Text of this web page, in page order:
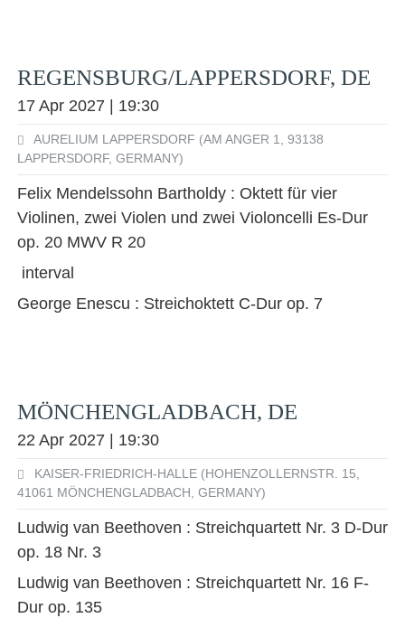
REGENSBURG/LAPPERSDORF, DE
17 Apr 2027 | 19:30
AURELIUM LAPPERSDORF (AM ANGER 1, 93138
LAPPERSDORF, GERMANY)
Felix Mendelssohn Bartholdy : Oktett für vier
Violinen, zwei Violen und zwei Violoncelli Es-Dur
op. 20 MWV R 20
interval
George Enescu : Streichoktett C-Dur op. 7
MÖNCHENGLADBACH, DE
22 Apr 2027 | 19:30
KAISER-FRIEDRICH-HALLE (HOHENZOLLERNSTR. 15,
41061 MÖNCHENGLADBACH, GERMANY)
Ludwig van Beethoven : Streichquartett Nr. 3 D-Dur
op. 18 Nr. 3
Ludwig van Beethoven : Streichquartett Nr. 16 F-
Dur op. 135